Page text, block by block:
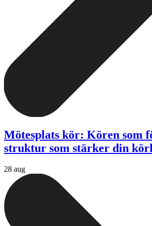
Mötesplats kör: Kören som
struktur som stärker din
28 aug